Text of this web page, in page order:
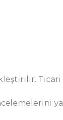
Ticari